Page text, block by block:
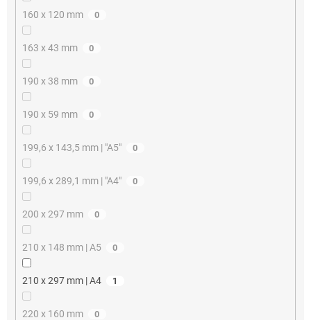
160 x 120 mm 0
163 x 43 mm 0
190 x 38 mm 0
190 x 59 mm 0
199,6 x 143,5 mm | "A5" 0
199,6 x 289,1 mm | "A4" 0
200 x 297 mm 0
210 x 148 mm | A5 0
210 x 297 mm | A4 1
220 x 160 mm 0